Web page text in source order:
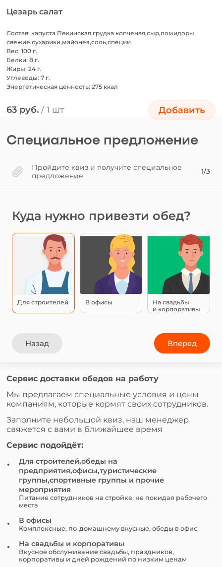
Цезарь салат
Состав: капуста Пекинская,грудка копченая,сыр,помидоры
свежие,сухарики,майонез,соль,специи
Вес: 100 г.
Белки: 8 г.
Жиры: 24 г.
Углеводы: 7 г.
Энергетическая ценность: 275 ккал
63 руб. / 1 шт Добавить
Специальное предложение
Пройдите квиз и получите специальное
предложение
1/3
Куда нужно привезти обед?
Для строителей В офисы
На свадьбы
и корпоративы
Назад Вперед
Сервис доставки обедов на работу
Мы предлагаем специальные условия и цены
компаниям, которые кормят своих сотрудников.
Заполните небольшой квиз, наш менеджер
свяжется с вами в ближайшее время
Сервис подойдёт:
Для строителей,обеды на
предприятия,офисы,туристические
группы,спортивные группы и прочие
мероприятия
Питание сотрудников на стройке, не покидая рабочего
места
В офисы
Комплексные, по-домашнему вкусные, обеды в офис
На свадьбы и корпоративы
Вкусное обслуживание свадьбы, праздников,
корпоративы и дней рождений по низким ценам